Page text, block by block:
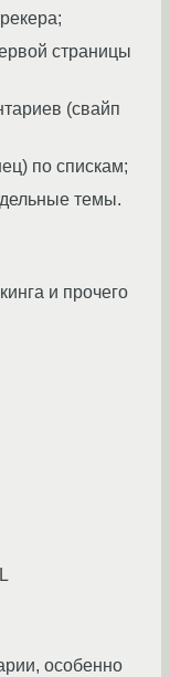
страницы
(свайп
по спискам;
темы.
и прочего
особенно